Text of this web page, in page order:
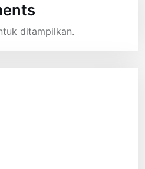
ditampilkan.